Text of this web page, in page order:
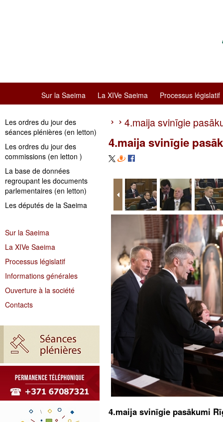
Sur la Saeima La XIVe Saeima Processus législatif
Les ordres du jour des
séances plénières (en letton)
Les ordres du jour des
commissions (en letton )
La base de données
regroupant les documents
parlementaires (en letton)
Les députés de la Saeima
Sur la Saeima
La XIVe Saeima
Processus législatif
Informations générales
Ouverture à la société
Contacts
4.maija svinīgie
4.maija svinīgie
4.maija svinīgie pasākumi